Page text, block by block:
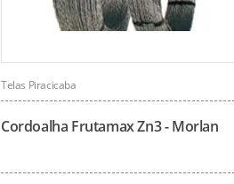
Telas Piracicaba
Cordoalha Frutamax Zn3 - Morlan